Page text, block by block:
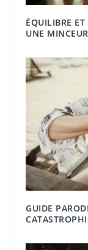
ÉQUILIBRE
UNE
GUIDE